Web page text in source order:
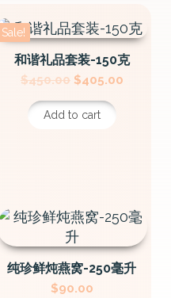
Sale!
和谐礼品套装-150克
$450.00 Original
was:
$405.00Current
Add to cart
纯珍鲜炖燕窝-250毫升
$90.00